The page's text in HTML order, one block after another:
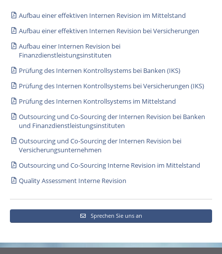
Aufbau einer effektiven Internen Revision im Mittelstand
Aufbau einer effektiven Internen Revision bei Versicherungen
Aufbau einer Internen Revision bei
Finanzdienstleistungsinstituten
Prüfung des Internen Kontrollsystems bei Banken (IKS)
Prüfung des Internen Kontrollsystems bei Versicherungen (IKS)
Prüfung des Internen Kontrollsystems im Mittelstand
Outsourcing und Co-Sourcing der Internen Revision bei Banken
und Finanzdienstleistungsinstituten
Outsourcing und Co-Sourcing der Internen Revision bei
Versicherungsunternehmen
Outsourcing und Co-Sourcing Interne Revision im Mittelstand
Quality Assessment Interne Revision
Sprechen Sie uns an